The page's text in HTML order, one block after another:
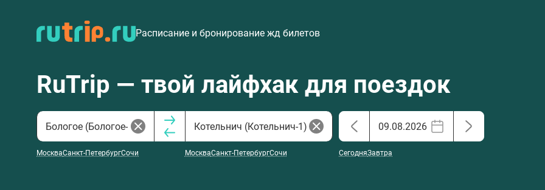
Расписание и бронирование жд билетов
RuTrip — твой лайфхак для поездок
МоскваСанкт-ПетербургСочи МоскваСанкт-ПетербургСочи СегодняЗавтра